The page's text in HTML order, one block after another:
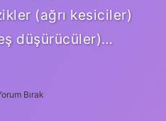
(ağrı kesiciler)
düşürücüler)…
Bırak